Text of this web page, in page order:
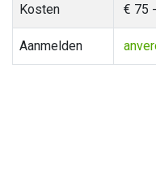
Kosten € 75
Aanmelden